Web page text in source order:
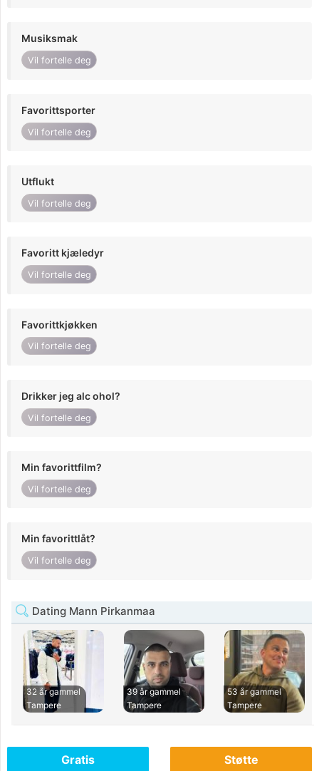
Musiksmak
Vil fortelle deg
Favorittsporter
Vil fortelle deg
Utflukt
Vil fortelle deg
Favoritt kjæledyr
Vil fortelle deg
Favorittkjøkken
Vil fortelle deg
Drikker jeg alc ohol?
Vil fortelle deg
Min favorittfilm?
Vil fortelle deg
Min favorittlåt?
Vil fortelle deg
Dating Mann Pirkanmaa
32 år gammel
Tampere
39 år gammel
Tampere
53 år gammel
Tampere
Gratis Støtte